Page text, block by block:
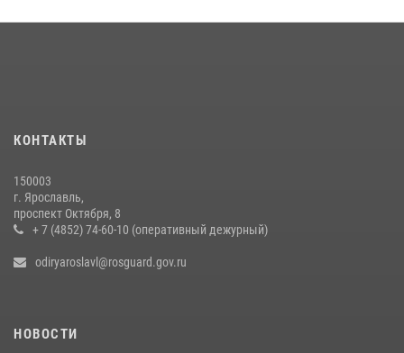
РОСГВАРДЕЙЦЫ ОБЕСПЕЧИЛИ БЕЗОПАСНОСТЬ ВО ВРЕМЯ
ПРОВЕДЕНИЯ РЯДА МЕРОПРИЯТИЙ В ЯРОСЛАВСКОЙ ОБЛАСТИ
20 июля 2026, 11:31 1
КОНТАКТЫ
150003
г. Ярославль,
проспект Октября, 8
+ 7 (4852) 74-60-10 (оперативный дежурный)
odiryaroslavl@rosguard.gov.ru
НОВОСТИ